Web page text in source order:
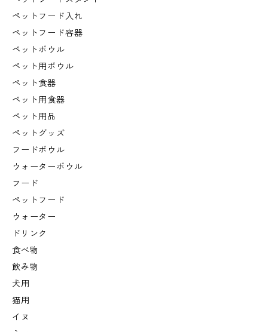
ペットフード入れ
ペットフード容器
ペットボウル
ペット用ボウル
ペット食器
ペット用食器
ペット用品
ペットグッズ
フードボウル
ウォーターボウル
フード
ペットフード
ウォーター
ドリンク
食べ物
飲み物
犬用
猫用
イヌ